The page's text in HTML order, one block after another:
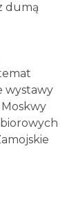
dumą
wystawy
Moskwy